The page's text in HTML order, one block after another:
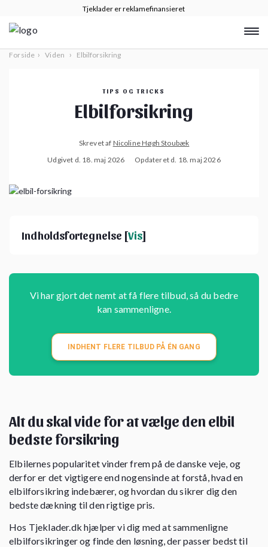
Tjeklader er reklamefinansieret
Forside › Viden › Elbilforsikring
TIPS OG TRICKS
Elbilforsikring
Skrevet af Nicoline Høgh Stoubæk
Udgivet d. 18. maj 2026
Opdateret d. 18. maj 2026
Indholdsfortegnelse [Vis]
Vi har gjort det nemt at få flere tilbud, så du bedre
kan sammenligne.
INDHENT FLERE TILBUD PÅ ÉN GANG
Alt du skal vide for at vælge den elbil
bedste forsikring
Elbilernes popularitet vinder frem på de danske veje, og
derfor er det vigtigere end nogensinde at forstå, hvad en
elbilforsikring indebærer, og hvordan du sikrer dig den
bedste dækning til den rigtige pris.
Hos Tjeklader.dk hjælper vi dig med at sammenligne
elbilforsikringer og finde den løsning, der passer bedst til